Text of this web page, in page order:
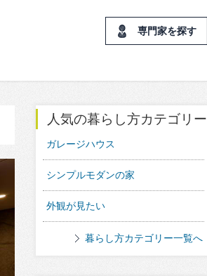
専門家を探す
人気の暮らし方カテゴリー
ガレージハウス
シンプルモダンの家
外観が見たい
暮らし方カテゴリー一覧へ